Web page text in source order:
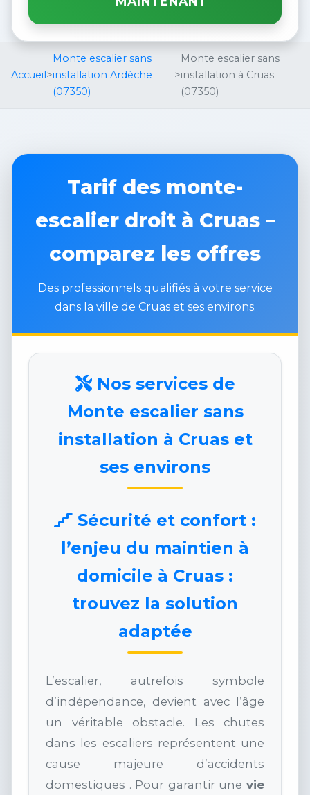
Accueil >
Monte escalier sans
installation Ardèche
(07350)
>
Monte escalier sans
installation à Cruas
(07350)
Tarif des monte-
escalier droit à Cruas –
comparez les offres
Des professionnels qualifiés à votre service
dans la ville de Cruas et ses environs.
Nos services de
Monte escalier sans
installation à Cruas et
ses environs
Sécurité et confort :
l’enjeu du maintien à
domicile à Cruas :
trouvez la solution
adaptée
L’escalier, autrefois symbole
d’indépendance, devient avec l’âge
un véritable obstacle. Les chutes
dans les escaliers représentent une
cause majeure d’accidents
domestiques . Pour garantir une vie